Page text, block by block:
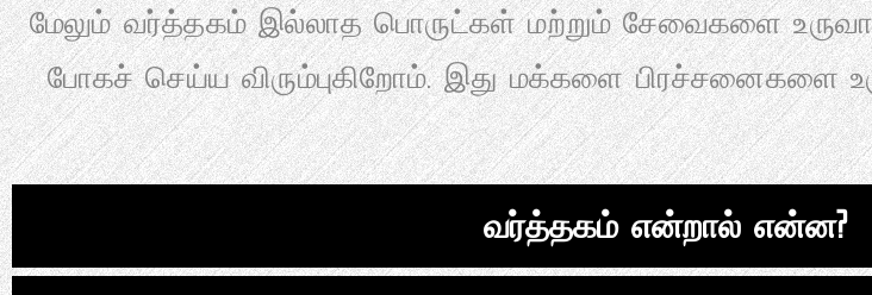
மேலும் வர்த்தகம் இல்லாத பொருட்கள் மற்றும் சேவைகளை
போகச் செய்ய விரும்புகிறோம். இது மக்களை பிரச்சனைகளை
வர்த்தகம் என்றால் என்ன?